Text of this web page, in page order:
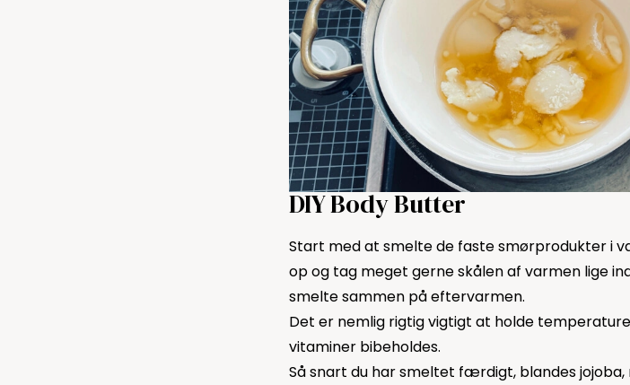
DIY Body Butter
Start med at smelte de faste smørprodukter i
op og tag meget gerne skålen af varmen lige
smelte sammen på eftervarmen.
Det er nemlig rigtig vigtigt at holde
vitaminer bibeholdes.
Så snart du har smeltet færdigt, blandes